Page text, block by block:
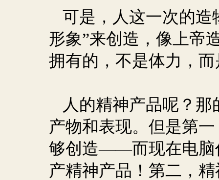
可是，人这一次的造
形象”来创造，像上帝
拥有的，不是体力，
人的精神产品呢？
产物和表现。但是第
够创造——而现在电脑
产精神产品！第二，